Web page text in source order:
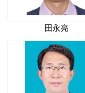
田永亮